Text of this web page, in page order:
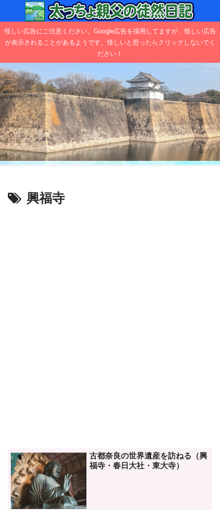
怪しい広告にご注意ください。Google広告を採用してますが、怪しい広告
が表示されることがあるようです。怪しいと思ったらクリックしないでく
ださい！
興福寺
古都奈良の世界遺産を訪ねる（興
福寺・春日大社・東大寺）